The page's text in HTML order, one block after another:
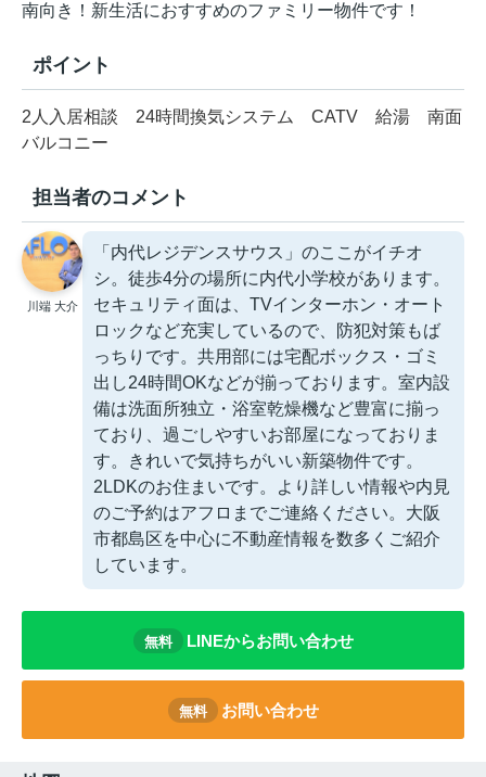
南向き！新生活におすすめのファミリー物件です！
ポイント
2人入居相談 24時間換気システム CATV 給湯
南面
バルコニー
担当者のコメント
川端 大介
「内代レジデンスサウス」のここがイチオ
シ。徒歩4分の場所に内代小学校があります。
セキュリティ面は、TVインターホン・オート
ロックなど充実しているので、防犯対策もば
っちりです。共用部には宅配ボックス・ゴミ
出し24時間OKなどが揃っております。室内設
備は洗面所独立・浴室乾燥機など豊富に揃っ
ており、過ごしやすいお部屋になっておりま
す。きれいで気持ちがいい新築物件です。
2LDKのお住まいです。より詳しい情報や内見
のご予約はアフロまでご連絡ください。大阪
市都島区を中心に不動産情報を数多くご紹介
しています。
無料 LINEからお問い合わせ
無料 お問い合わせ